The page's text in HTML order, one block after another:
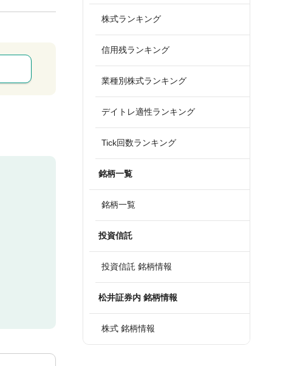
株式ランキング
信用残ランキング
業種別株式ランキング
デイトレ適性ランキング
Tick回数ランキング
銘柄一覧
銘柄一覧
投資信託
投資信託 銘柄情報
松井証券内 銘柄情報
株式 銘柄情報